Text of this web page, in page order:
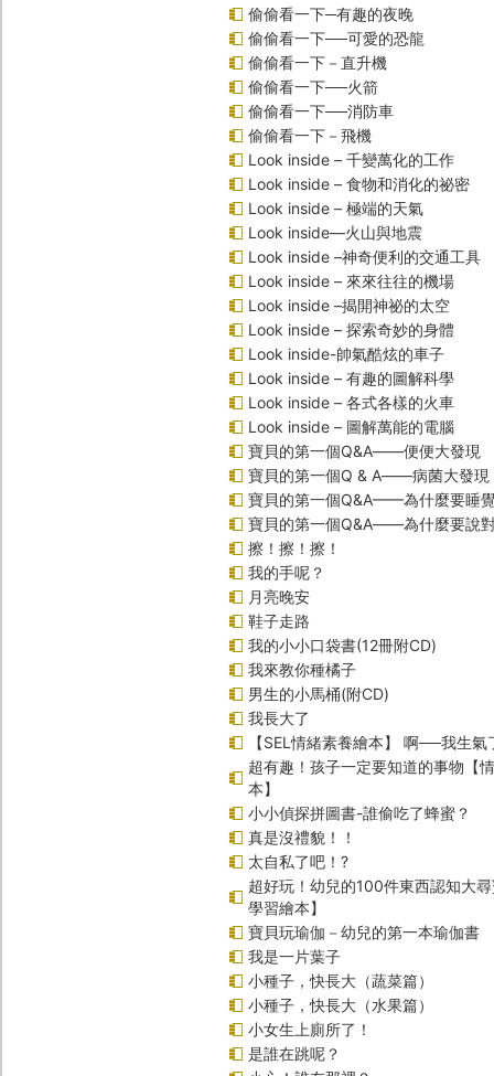
偷偷看一下─有趣的夜晚
偷偷看一下──可愛的恐龍
偷偷看一下－直升機
偷偷看一下──火箭
偷偷看一下──消防車
偷偷看一下－飛機
Look inside – 千變萬化的工作
Look inside – 食物和消化的祕密
Look inside – 極端的天氣
Look inside—火山與地震
Look inside –神奇便利的交通工具
Look inside – 來來往往的機場
Look inside –揭開神祕的太空
Look inside – 探索奇妙的身體
Look inside-帥氣酷炫的車子
Look inside – 有趣的圖解科學
Look inside – 各式各樣的火車
Look inside – 圖解萬能的電腦
寶貝的第一個Q&A――便便大發現
寶貝的第一個Q & A――病菌大發現
寶貝的第一個Q&A——為什麼要睡
寶貝的第一個Q&A――為什麼要說
擦！擦！擦！
我的手呢？
月亮晚安
鞋子走路
我的小小口袋書(12冊附CD)
我來教你種橘子
男生的小馬桶(附CD)
我長大了
【SEL情緒素養繪本】 啊──我生氣
超有趣！孩子一定要知道的事物【
本】
小小偵探拼圖書-誰偷吃了蜂蜜？
真是沒禮貌！！
太自私了吧！?
超好玩！幼兒的100件東西認知大
學習繪本】
寶貝玩瑜伽－幼兒的第一本瑜伽書
我是一片葉子
小種子，快長大（蔬菜篇）
小種子，快長大（水果篇）
小女生上廁所了！
是誰在跳呢？